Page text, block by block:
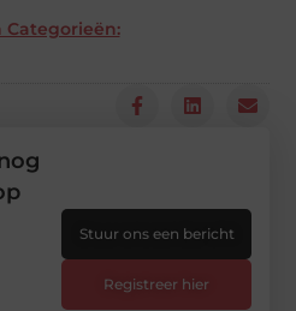
Categorieën:
Stuur ons een bericht
Registreer hier